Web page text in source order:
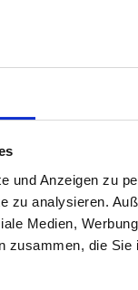
und Anzeigen zu
zu analysieren.
Medien,
zusammen, die